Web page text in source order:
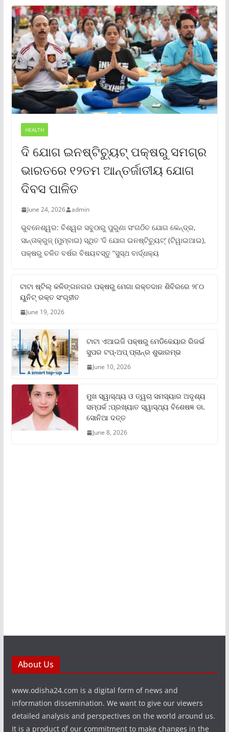
HEALTH
ଦି ଯୋଗ ଇନଷ୍ଟିଚ୍ୟୁଟ୍ ପକ୍ଷରୁ ସମଗ୍ର
ଭାରତରେ ୧୨ତମ ଆନ୍ତର୍ଜାତୀୟ ଯୋଗ
ଦିବସ ପାଳିତ
June 24, 2026 admin
ଭୁବନେଶ୍ୱର: ବିଶ୍ୱର ସବୁଠାରୁ ପୁରୁଣା ସଂଗଠିତ ଯୋଗ କେନ୍ଦ୍ର,
ସାନ୍ତାକ୍ରୁଜ୍ (ମୁମ୍ବାଇ) ସ୍ଥିତ ‘ଦି ଯୋଗ ଇନଷ୍ଟିଚ୍ୟୁଟ୍‌’ (ଟିୱାଇଆଇ),
ପକ୍ଷରୁ ଚଳିତ ବର୍ଷର ବିଷୟବସ୍ତୁ “ସୁସ୍ଥ ବାର୍ଦ୍ଧକ୍ୟ
ଟାଟା ଷ୍ଟିଲ୍‌ କଳିଙ୍ଗନଗର ପକ୍ଷରୁ ମେଗା ରକ୍ତଦାନ ଶିବିରରେ ୨୮୦
ୟୁନିଟ୍‌ ରକ୍ତ ସଂଗୃହୀତ
June 19, 2026
ଟାଟା ଏଆଇଜି ପକ୍ଷରୁ ମେଡିକେୟାର ରିଜର୍ଭ
ସୁପର ଟପ୍‌-ଅପ୍ ପ୍ଲାନ୍‌ର ଶୁଭାରମ୍ଭ
June 10, 2026
ମୁଖ ସ୍ୱାସ୍ଥ୍ୟ ଓ ତ୍ୱଚା ସମସ୍ୟାର ଅଦୃଶ୍ୟ
ସମ୍ପର୍କ :ପ୍ରଖ୍ୟାତ ସ୍ୱାସ୍ଥ୍ୟ ବିଶେଷଜ୍ଞ ଡା.
ସୋନିଆ ଦତ୍ତ
June 8, 2026
About Us
www.odisha24.com is a digital form of news and
information dissemination. We want to give our viewers
detailed analysis and perspectives on the world around us.
It is a product of our commitment to make changes in the